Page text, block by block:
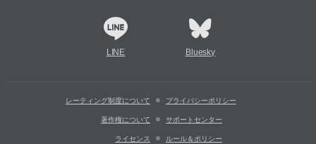
LINE Bluesky
レーティング制度について プライバシーポリシー
著作権について サポートセンター
ライセンス ルール＆ポリシー